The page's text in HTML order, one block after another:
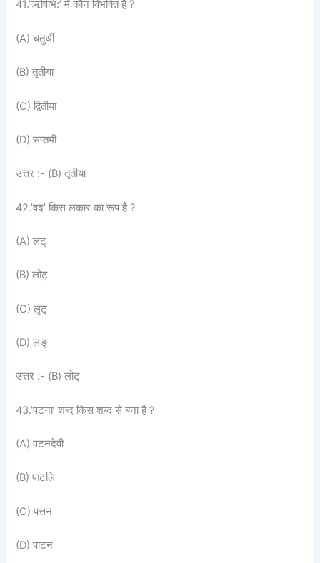
41.’ऋषिभि:’ में कौन विभक्ति है ?
(A) चतुर्थी
(B) तृतीया
(C) द्वितीया
(D) सप्तमी
उत्तर :- (B) तृतीया
42.’वद’ किस लकार का रूप है ?
(A) लट्
(B) लोट्
(C) लृट्
(D) लङ्
उत्तर :- (B) लोट्
43.’पटना’ शब्द किस शब्द से बना है ?
(A) पटनदेवी
(B) पाटलि
(C) पत्तन
(D) पाटन